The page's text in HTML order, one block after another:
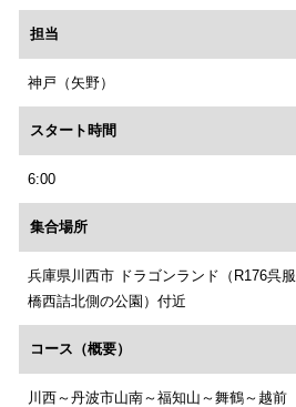
担当
神戸（矢野）
スタート時間
6:00
集合場所
兵庫県川西市 ドラゴンランド（R176呉服
橋西詰北側の公園）付近
コース（概要）
川西～丹波市山南～福知山～舞鶴～越前